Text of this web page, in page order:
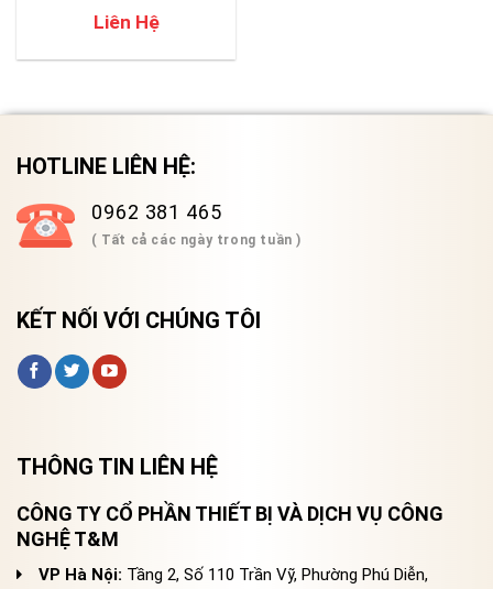
Liên Hệ
HOTLINE LIÊN HỆ:
0962 381 465
( Tất cả các ngày trong tuần )
KẾT NỐI VỚI CHÚNG TÔI
THÔNG TIN LIÊN HỆ
CÔNG TY CỔ PHẦN THIẾT BỊ VÀ DỊCH VỤ CÔNG
NGHỆ T&M
VP Hà Nội: Tầng 2, Số 110 Trần Vỹ, Phường Phú Diễn,